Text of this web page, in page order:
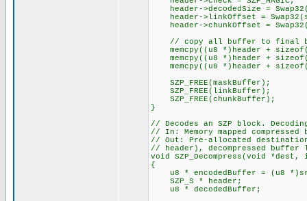
header->decodedSize =
header->linkOffset =
header->chunkOffset =
// copy all buffer to final
memcpy((u8 *)header +
memcpy((u8 *)header +
memcpy((u8 *)header +
SZP_FREE(maskBuffer);
SZP_FREE(linkBuffer);
SZP_FREE(chunkBuffer);
}
// Decodes an SZP block.
// In: Memory mapped
// Out: Pre-allocated
// header), decompressed
void SZP_Decompress(void
{
u8 * encodedBuffer = (u8
SZP_S * header;
u8 * decodedBuffer;